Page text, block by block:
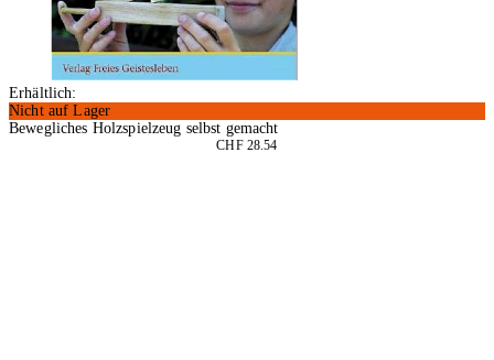
Erhältlich:
Nicht auf Lager
Bewegliches Holzspielzeug selbst gemacht
CHF 28.54